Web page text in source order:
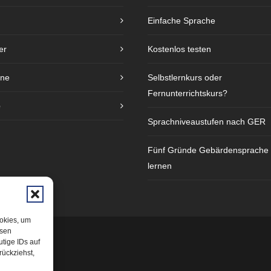
um
IDs auf
Einfache Sprache
Kostenlos testen
Selbstlernkurs oder
Fernunterrichtskurs?
Sprachniveaustufen nach GER
Fünf Gründe Gebärdensprache
lernen